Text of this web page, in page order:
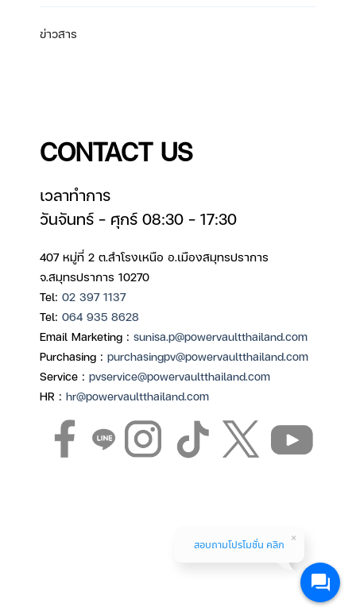
ข่าวสาร
CONTACT US
เวลาทำการ
วันจันทร์ – ศุกร์ 08:30 – 17:30
407 หมู่ที่ 2 ต.สำโรงเหนือ อ.เมืองสมุทรปราการ
จ.สมุทรปราการ 10270
Tel: 02 397 1137
Tel: 064 935 8628
Email Marketing : sunisa.p@powervaultthailand.com
Purchasing : purchasingpv@powervaultthailand.com
Service : pvservice@powervaultthailand.com
HR : hr@powervaultthailand.com
สอบถามโปรโมชั่น คลิก